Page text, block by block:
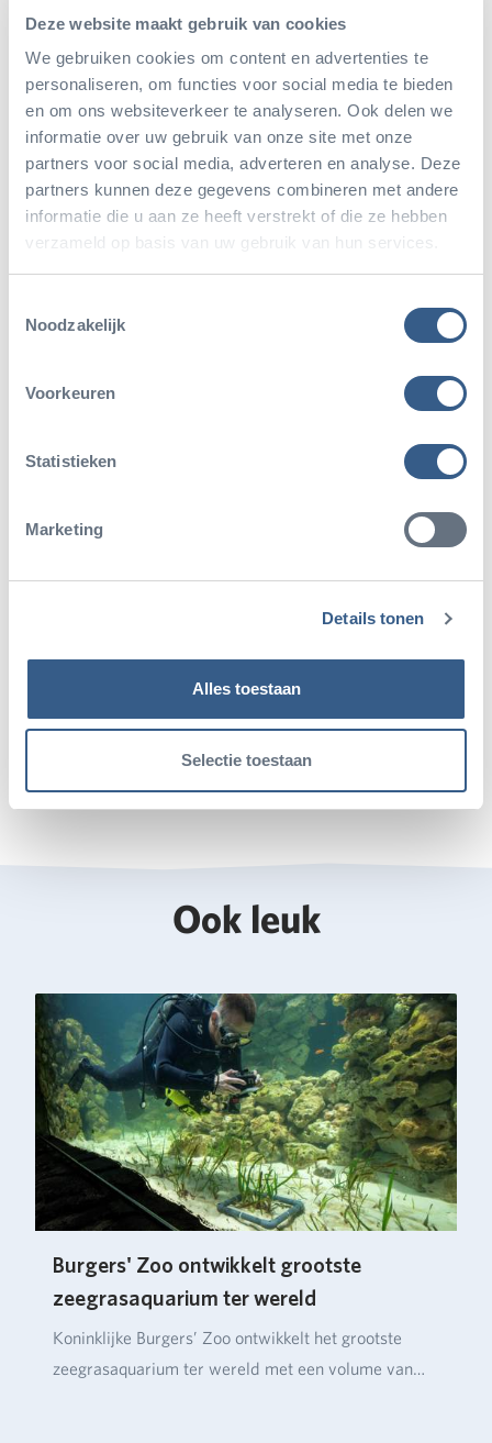
Deze website maakt gebruik van cookies
We gebruiken cookies om content en advertenties te
personaliseren, om functies voor social media te bieden
en om ons websiteverkeer te analyseren. Ook delen we
informatie over uw gebruik van onze site met onze
partners voor social media, adverteren en analyse. Deze
partners kunnen deze gegevens combineren met andere
informatie die u aan ze heeft verstrekt of die ze hebben
verzameld op basis van uw gebruik van hun services.
Noodzakelijk
Voorkeuren
Statistieken
Marketing
Details tonen
Alles toestaan
Selectie toestaan
speciaal tarief geldt van € 10 per gast.
Dagbezoekers met een geldig entreebewijs mogen
zonder extra kosten langer blijven om aan de
avonden deel te nemen, terwijl
abonnementhouders gratis toegang krijgen.
Bestel avondkaarten met korting >>
Deel op TwitterDeel op Facebook
Deel op WhatsApp
Kopieer link
Ook leuk
Burgers' Zoo ontwikkelt grootste
zeegrasaquarium ter wereld
Koninklijke Burgers’ Zoo ontwikkelt het grootste
zeegrasaquarium ter wereld met een volume van